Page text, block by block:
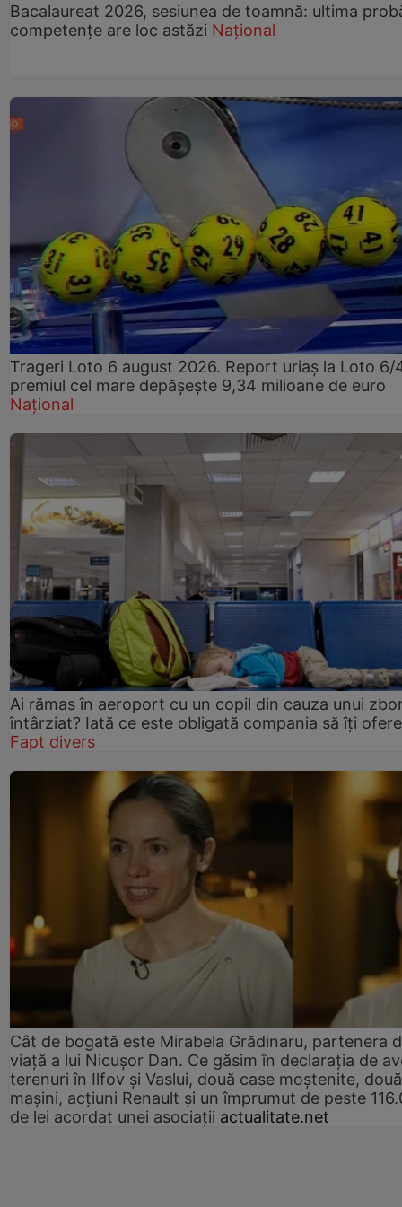
Bacalaureat 2026, sesiunea de toamnă: ultima
competențe are loc astăzi Național
Trageri Loto 6 august 2026. Report uriaș la Loto 6/
premiul cel mare depășește 9,34 milioane de euro
Național
Ai rămas în aeroport cu un copil din cauza unui
întârziat? Iată ce este obligată compania să îți ofere
Fapt divers
Cât de bogată este Mirabela Grădinaru, partenera
viață a lui Nicușor Dan. Ce găsim în declarația de
terenuri în Ilfov și Vaslui, două case moștenite, două
mașini, acțiuni Renault și un împrumut de peste
de lei acordat unei asociații actualitate.net